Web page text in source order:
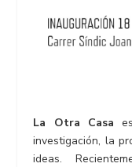
La Otra Casa
investigación, la
ideas.